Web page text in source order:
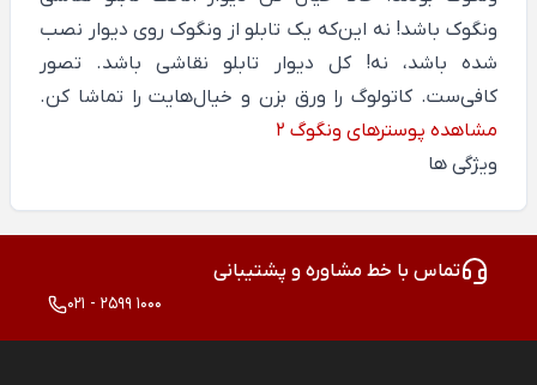
ونگوک باشد! نه این‌که یک تابلو از ونگوک روی دیوار نصب
شده باشد، نه! کل دیوار تابلو نقاشی باشد. تصور
کافی‌ست. کاتولوگ را ورق بزن و خیال‌هایت را تماشا کن.
مشاهده پوسترهای ونگوگ 2
ویژگی ها
تماس با خط مشاوره و پشتیبانی
021 - 2599 1000